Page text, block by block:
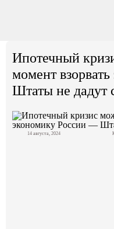
Вход
Ипотечный
момент
Штаты не дадут
14 августа, 2024